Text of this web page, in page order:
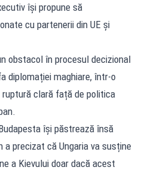
își propune să
cu partenerii din UE și
obstacol în procesul decizional
diplomației maghiare, într-o
clară față de politica
își păstrează însă
a precizat că Ungaria va susține
a Kievului doar dacă acest